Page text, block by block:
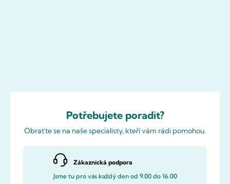
Potřebujete poradit?
Obraťte se na naše specialisty, kteří vám rádi pomohou.
Zákaznická podpora
Jsme tu pro vás každý den od 9.00 do 16.00